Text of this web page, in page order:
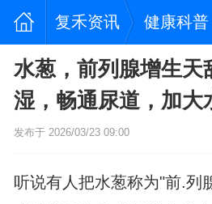
复禾资讯 健康科普
水葱，前列腺增生天
湿，畅通尿道，加大
发布于 2026/03/23 09:00
听说有人把水葱称为"前.列